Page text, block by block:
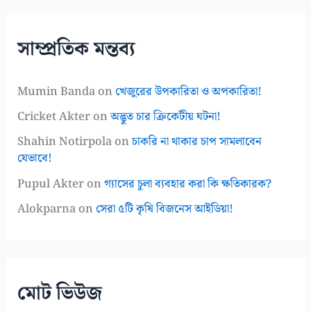
সাম্প্রতিক মন্তব্য
Mumin Bandaon খেজুরের উপকারিতা ও অপকারিতা!
Cricket Akteronঅদ্ভুত চার ক্রিকেটীয় ঘটনা!
Shahin Notirpolaonচাকরি না থাকার চাপ সামলাবেন
যেভাবে!
Pupul Akteronগ্যাসের চুলা ব্যবহার করা কি ক্ষতিকারক?
Alokparnaon সেরা ৫টি কৃষি বিজনেস আইডিয়া!
মোট ভিউজ